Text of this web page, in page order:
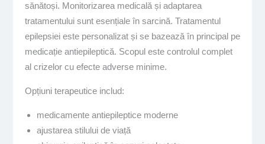
sănătoși. Monitorizarea medicală și adaptarea
tratamentului sunt esențiale în sarcină. Tratamentul
epilepsiei este personalizat și se bazează în principal pe
medicație antiepileptică. Scopul este controlul complet
al crizelor cu efecte adverse minime.
Opțiuni terapeutice includ:
medicamente antiepileptice moderne
ajustarea stilului de viață